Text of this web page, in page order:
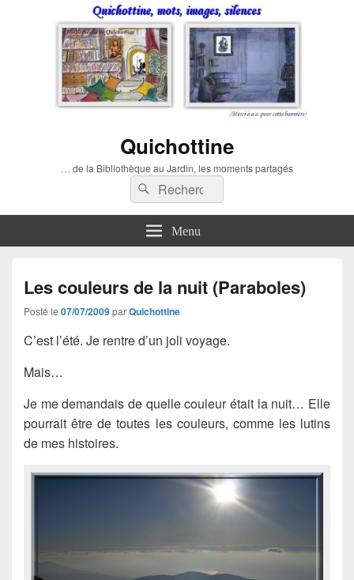
Quichottine
… de la Bibliothèque au Jardin, les moments partagés
Recherche :
Rechercher
Menu
Les couleurs de la nuit (Paraboles)
Posté le 07/07/2009parQuichottine
C’est l’été. Je rentre d’un joli voyage.
Mais…
Je me demandais de quelle couleur était la nuit… Elle
pourrait être de toutes les couleurs, comme les lutins
de mes histoires.